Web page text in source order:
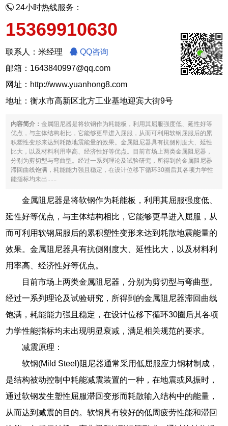
24小时热线服务：
15369910630
联系人：米经理
QQ咨询
邮箱：1643840997@qq.com
网址： http://www.yuanhong8.com
地址：衡水市高新区北方工业基地迎宾大街9号
内容简介：金属阻尼器是将软钢作为耗能板，利用其屈服强度低、延性好等
优点，与主体结构相比，它能够更早进入屈服，从而可利用软钢屈服后的累
积塑性变形来达到耗散地震能量的效果。金属阻尼器具有抗侧刚度大、延性
比大，以及材料利用率高、经济性好等优点。目前市场上两类金属阻尼器，
分别为剪切型与弯曲型。经过一系列理论及试验研究，所得到的金属阻尼器
滞回曲线饱满，耗能能力强且稳定，在设计位移下循环30圈后其各项力学性
能指标均未出......
金属阻尼器是将软钢作为耗能板，利用其屈服强度低、
延性好等优点，与主体结构相比，它能够更早进入屈服，从
而可利用软钢屈服后的累积塑性变形来达到耗散地震能量的
效果。金属阻尼器具有抗侧刚度大、延性比大，以及材料利
用率高、经济性好等优点。
目前市场上两类金属阻尼器，分别为剪切型与弯曲型。
经过一系列理论及试验研究，所得到的金属阻尼器滞回曲线
饱满，耗能能力强且稳定，在设计位移下循环30圈后其各项
力学性能指标均未出现明显衰减，满足相关规范的要求。
减震原理：
软钢(Mild Steel)阻尼器通常采用低屈服应力钢材制成，
是结构被动控制中耗能减震装置的一种，在地震或风振时，
通过软钢发生塑性屈服滞回变形而耗散输入结构中的能量，
从而达到减震的目的。软钢具有较好的低周疲劳性能和滞回